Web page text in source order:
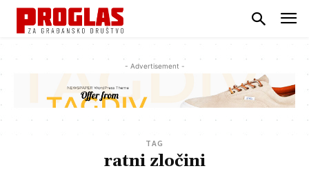
- Advertisement -
TAG
ratni zločini